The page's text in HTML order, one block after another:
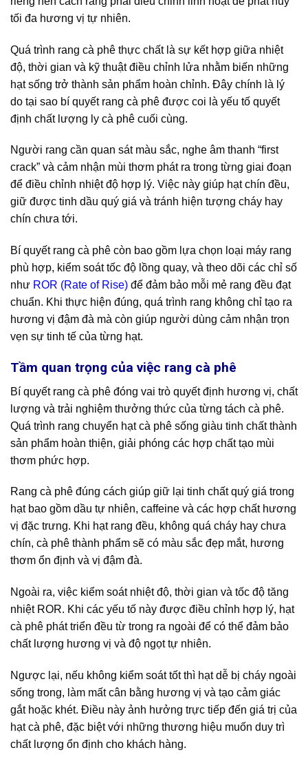
tối đa hương vị tự nhiên.
Quá trình rang cà phê thực chất là sự kết hợp giữa nhiệt
độ, thời gian và kỹ thuật điều chỉnh lửa nhằm biến những
hạt sống trở thành sản phẩm hoàn chỉnh. Đây chính là lý
do tại sao bí quyết rang cà phê được coi là yếu tố quyết
định chất lượng ly cà phê cuối cùng.
Người rang cần quan sát màu sắc, nghe âm thanh “first
crack” và cảm nhận mùi thơm phát ra trong từng giai đoạn
để điều chỉnh nhiệt độ hợp lý. Việc này giúp hạt chín đều,
giữ được tinh dầu quý giá và tránh hiện tượng cháy hay
chín chưa tới.
Bí quyết rang cà phê còn bao gồm lựa chọn loại máy rang
phù hợp, kiểm soát tốc độ lồng quay, và theo dõi các chỉ số
như ROR (Rate of Rise) để đảm bảo mỗi mẻ rang đều đạt
chuẩn. Khi thực hiện đúng, quá trình rang không chỉ tạo ra
hương vị đậm đà mà còn giúp người dùng cảm nhận trọn
vẹn sự tinh tế của từng hạt.
Tầm quan trọng của việc rang cà phê
Bí quyết rang cà phê đóng vai trò quyết định hương vị, chất
lượng và trải nghiệm thưởng thức của từng tách cà phê.
Quá trình rang chuyển hạt cà phê sống giàu tinh chất thành
sản phẩm hoàn thiện, giải phóng các hợp chất tạo mùi
thơm phức hợp.
Rang cà phê đúng cách giúp giữ lại tinh chất quý giá trong
hạt bao gồm dầu tự nhiên, caffeine và các hợp chất hương
vị đặc trưng. Khi hạt rang đều, không quá cháy hay chưa
chín, cà phê thành phẩm sẽ có màu sắc đẹp mắt, hương
thơm ổn định và vị đậm đà.
Ngoài ra, việc kiểm soát nhiệt độ, thời gian và tốc độ tăng
nhiệt ROR. Khi các yếu tố này được điều chỉnh hợp lý, hạt
cà phê phát triển đều từ trong ra ngoài để có thể đảm bảo
chất lượng hương vị và độ ngọt tự nhiên.
Ngược lại, nếu không kiểm soát tốt thì hạt dễ bị cháy ngoài
sống trong, làm mất cân bằng hương vị và tạo cảm giác
gắt hoặc khét. Điều này ảnh hưởng trực tiếp đến giá trị của
hạt cà phê, đặc biệt với những thương hiệu muốn duy trì
chất lượng ổn định cho khách hàng.